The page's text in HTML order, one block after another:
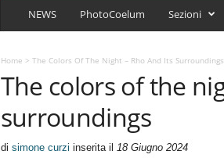
u
m
A
NEWS PhotoCoelum Sezioni
Home > The Colors Of The Night – Rho And Its Surroundings
The colors of the
surroundings
di simone curzi inserita il 18 Giugno 2024